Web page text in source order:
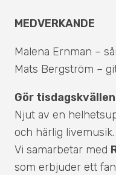
MEDVERKANDE
Malena Ernman –
Mats Bergström –
Gör
Njut av en
och härlig livemusik.
Vi samarbetar med
som erbjuder ett